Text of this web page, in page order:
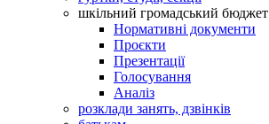
шкільний громадський бюджет
Нормативні документи
Проєкти
Презентації
Голосування
Аналіз
розклади занять, дзвінків